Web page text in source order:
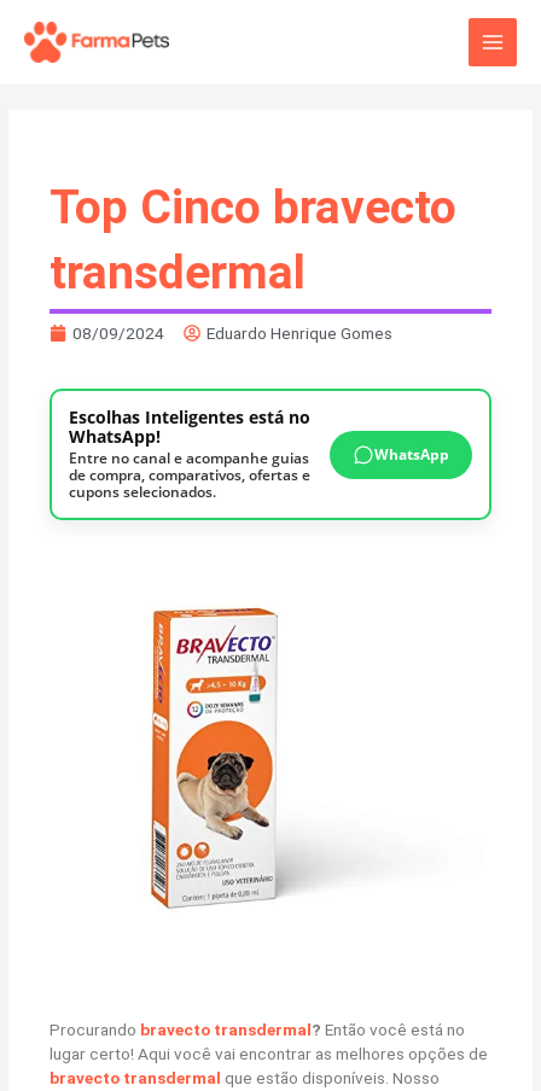
para
Main
Top Cinco bravecto
transdermal
08/09/2024 Eduardo Henrique Gomes
Escolhas Inteligentes está no
WhatsApp!
Entre no canal e acompanhe guias
de compra, comparativos, ofertas e
cupons selecionados.
WhatsApp
Procurando bravecto transdermal? Então você está no
lugar certo! Aqui você vai encontrar as melhores opções de
bravecto transdermal que estão disponíveis. Nosso